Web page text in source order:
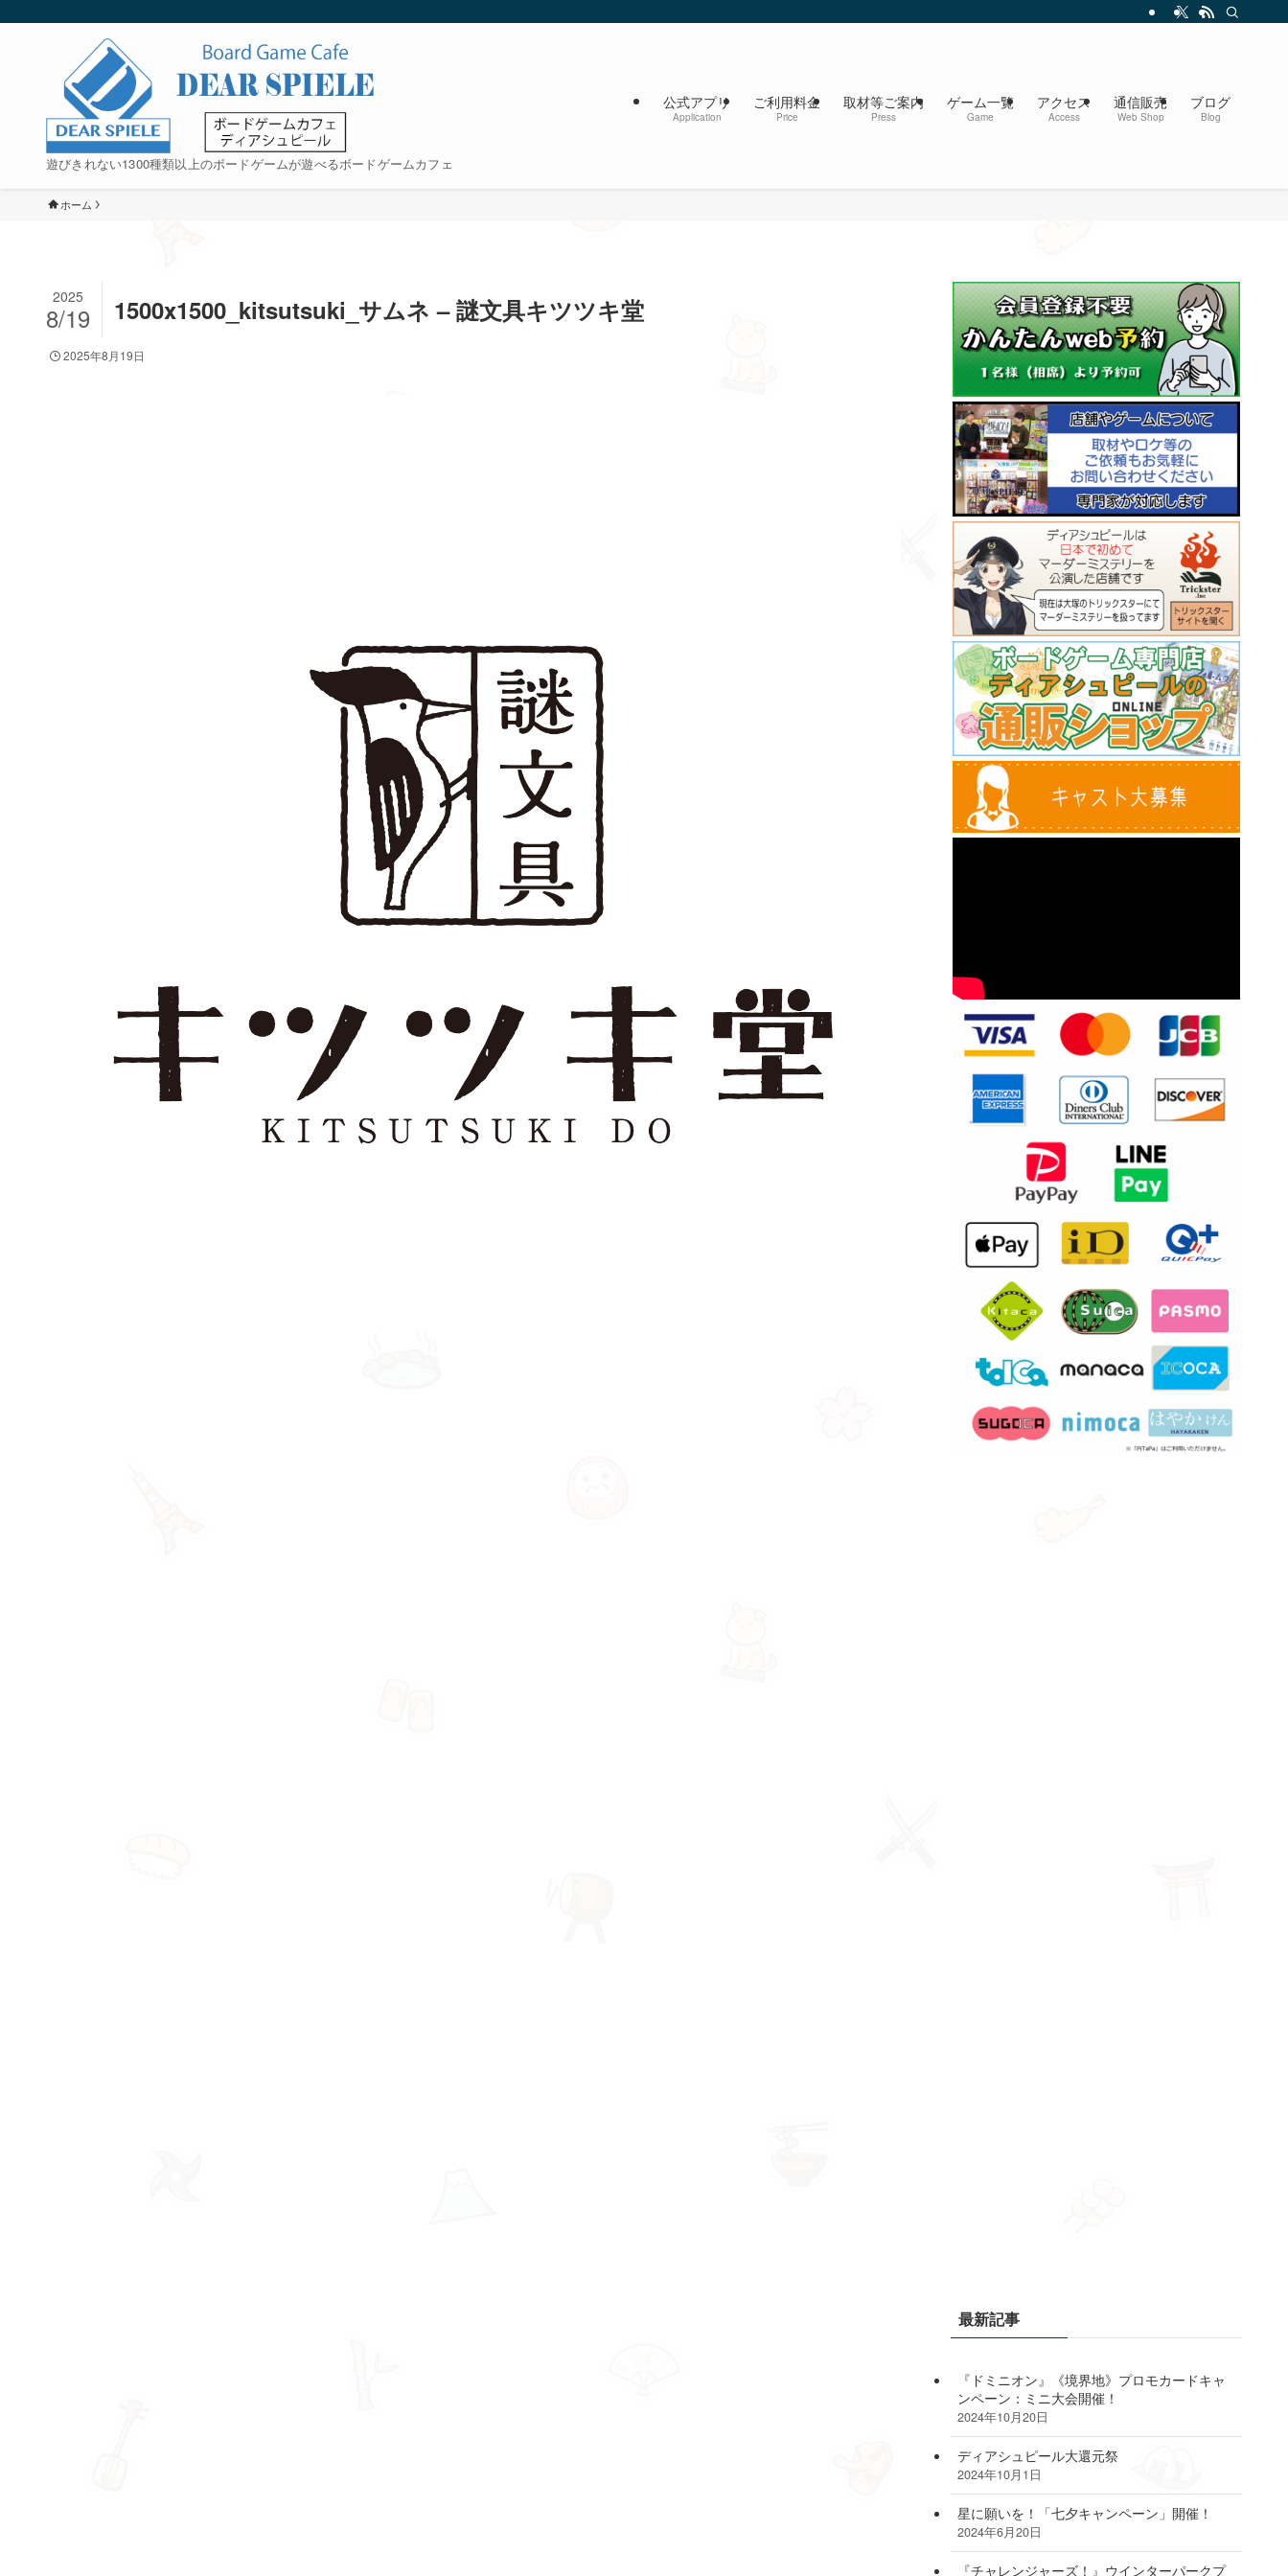
遊びきれない1300種類以上のボードゲームが遊べるボードゲームカフェ
公式アプリ
Application
ご利用料金
Price
取材等ご案内
Press
ゲーム一覧
Game
アクセス
Access
通信販売
Web Shop
ブログ
Blog
ホーム
1500x1500_kitsutsuki_サムネ – 謎文具キツツキ堂
2025
8/19
2025年8月19日
最新記事
『ドミニオン』《境界地》プロモカードキャ
ンペーン：ミニ大会開催！
2024年10月20日
ディアシュピール大還元祭
2024年10月1日
星に願いを！「七夕キャンペーン」開催！
2024年6月20日
『チャレンジャーズ！』ウインターパークプ